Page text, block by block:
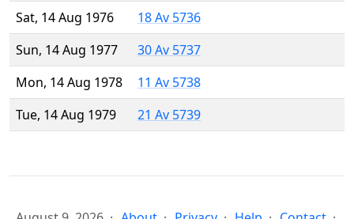
Sat, 14 Aug 1976
18 Av 5736
Sun, 14 Aug 1977
30 Av 5737
Mon, 14 Aug 1978
11 Av 5738
Tue, 14 Aug 1979
21 Av 5739